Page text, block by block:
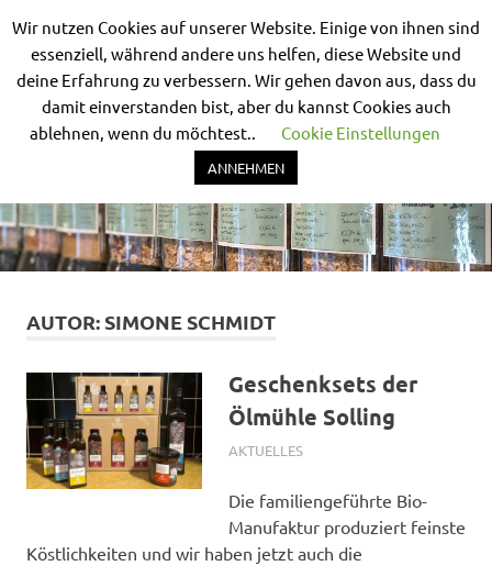
springen
Nix-
drum-
rum
Unverpackt
MENÜ
AUTOR: SIMONE SCHMIDT
Geschenksets der
Ölmühle Solling
2. MÄRZ 2025
SIMONE SCHMIDT
AKTUELLES
Die familiengeführte Bio-
Manufaktur produziert feinste
Köstlichkeiten und wir haben jetzt auch die
Wir nutzen Cookies auf unserer Website. Einige von ihnen sind
essenziell, während andere uns helfen, diese Website und
deine Erfahrung zu verbessern. Wir gehen davon aus, dass du
damit einverstanden bist, aber du kannst Cookies auch
ablehnen, wenn du möchtest..
Cookie Einstellungen
ANNEHMEN